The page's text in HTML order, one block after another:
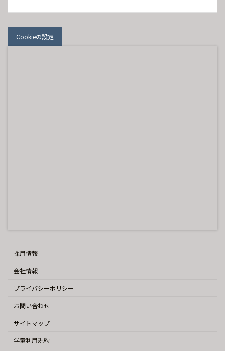
Cookieの設定
採用情報
会社情報
プライバシーポリシー
お問い合わせ
サイトマップ
学童利用規約